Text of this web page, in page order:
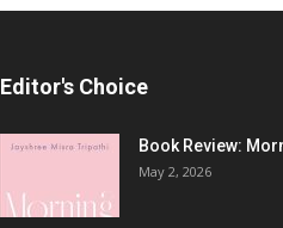
Editor's Choice
Book Review:
May 2, 2026